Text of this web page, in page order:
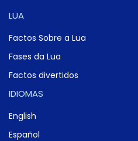
LUA
Factos Sobre a Lua
Fases da Lua
Factos divertidos
IDIOMAS
English
Español